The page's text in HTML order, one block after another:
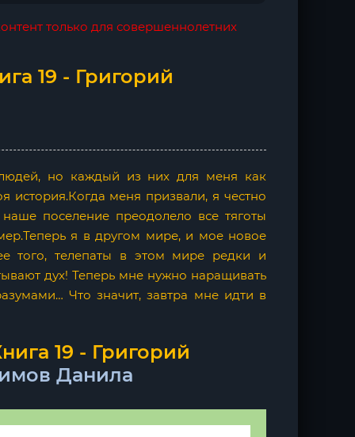
только для совершеннолетних
19 - Григорий
но каждый из них для меня как
меня призвали, я честно
поселение преодолело все тяготы
я в другом мире, и мое новое
того, телепаты в этом мире редки и
дух! Теперь мне нужно наращивать
Что значит, завтра мне идти в
19 - Григорий
Данила